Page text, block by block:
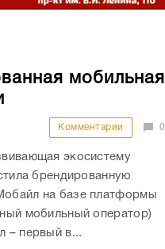
мобильная
Комментарии 0
экосистему
брендированную
на базе платформы
мобильный оператор)
– первый в...